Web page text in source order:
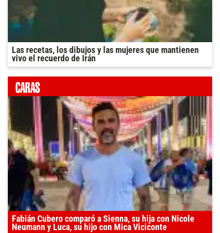
Las recetas, los dibujos y las mujeres que mantienen
vivo el recuerdo de Irán
Fabián Cubero comparó a Sienna, su hija con Nicole
Neumann y Luca, su hijo con Mica Viciconte